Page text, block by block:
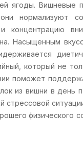
ягоды. Вишневые
нормализуют
Насыщенным
который не
поможет
из вишни в день
стрессовой
физического